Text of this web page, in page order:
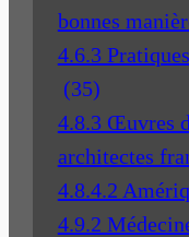
bonnes
4.6.3
(35)
4.8.3 Œuvres
architectes
4.8.4.2
4.9.2